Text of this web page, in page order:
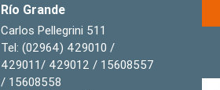
Río Grande
Carlos Pellegrini 511
Tel: (02964) 429010 /
429011/ 429012 / 15608557
/ 15608558